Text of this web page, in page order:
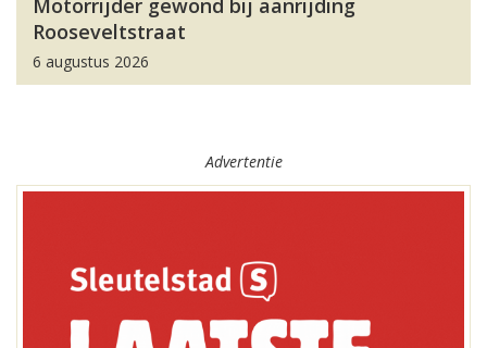
Motorrijder gewond bij aanrijding
Rooseveltstraat
6 augustus 2026
Advertentie